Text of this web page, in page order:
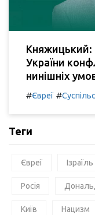
Княжицький:
України
нинішніх
#Євреї #
Теги
Євреї Ізраїль
Росія
Київ Нацизм